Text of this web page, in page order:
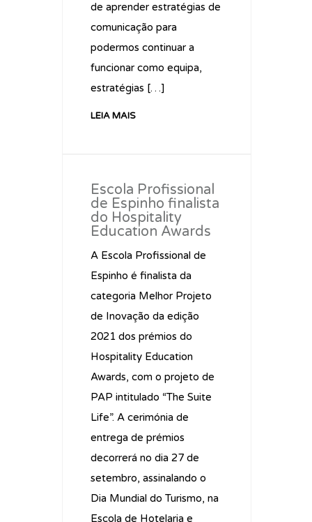
de aprender estratégias de
comunicação para
podermos continuar a
funcionar como equipa,
estratégias […]
LEIA MAIS
Escola Profissional
de Espinho finalista
do Hospitality
Education Awards
A Escola Profissional de
Espinho é finalista da
categoria Melhor Projeto
de Inovação da edição
2021 dos prémios do
Hospitality Education
Awards, com o projeto de
PAP intitulado “The Suite
Life”. A cerimónia de
entrega de prémios
decorrerá no dia 27 de
setembro, assinalando o
Dia Mundial do Turismo, na
Escola de Hotelaria e